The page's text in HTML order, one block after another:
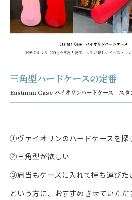
三角型ハードケースの定番
Eastman Case バイオリンハードケース「スタ
①ヴァイオリンのハードケースを探
②三角型が欲しい
③肩当もケースに入れて持ち運びた
という方に、おすすめさせていた